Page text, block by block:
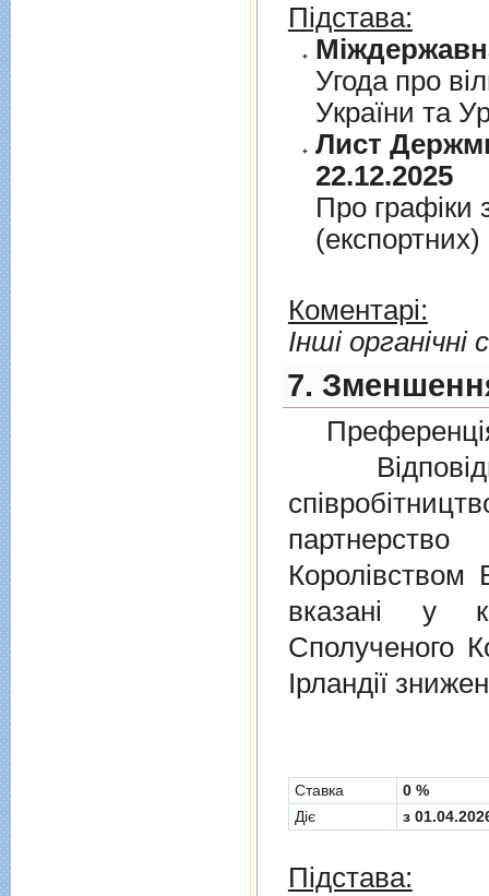
Підстава:
Угода про
України та
Лист
22.12.2025
Про графiки
Коментарі:
Інші органічні
7.
Королівством
вказані у
Сполученого
Ірландії
Cтавка
0 %
Діє
з
Підстава: